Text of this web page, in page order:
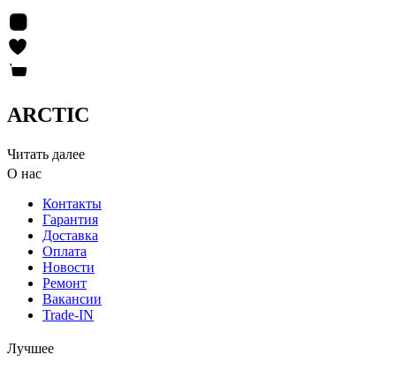
ARCTIC
Читать далее
О нас
Контакты
Гарантия
Доставка
Оплата
Новости
Ремонт
Вакансии
Trade-IN
Лучшее